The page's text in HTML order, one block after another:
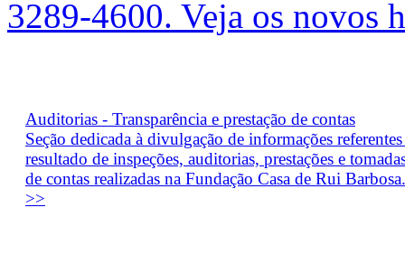
3289-4600. Veja os novos
Auditorias - Transparência e prestação de contas
Seção dedicada à divulgação de informações
resultado de inspeções, auditorias, prestações e
de contas realizadas na Fundação Casa de Rui Barbosa.
>>